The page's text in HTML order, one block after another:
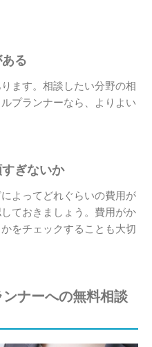
る
ます。相談したい分野の相
プランナーなら、よりよい
ぎないか
よってどれぐらいの費用が
ておきましょう。費用がか
をチェックすることも大切
ナーへの無料相談